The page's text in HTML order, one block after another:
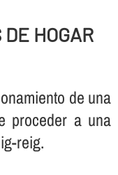
HOGAR
de una
proceder a una
reig.